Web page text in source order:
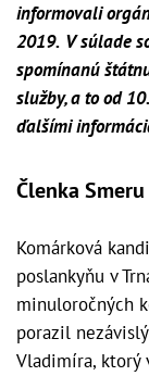
informovali
2019. V súlade
spomínanú
služby, a to od
ďalšími
Členka Smeru
Komárková
poslankyňu v
minuloročných
porazil
Vladimíra, ktorý